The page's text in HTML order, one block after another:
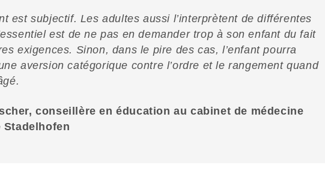
est subjectif. Les adultes aussi l’interprètent de différentes
est de ne pas en demander trop à son enfant du fait
exigences. Sinon, dans le pire des cas, l’enfant pourra
aversion catégorique contre l’ordre et le rangement quand
conseillère en éducation au cabinet de médecine